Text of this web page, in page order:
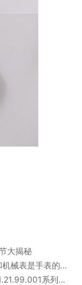
大揭秘
别主要在于其工作原理和结构
系列推荐评测！